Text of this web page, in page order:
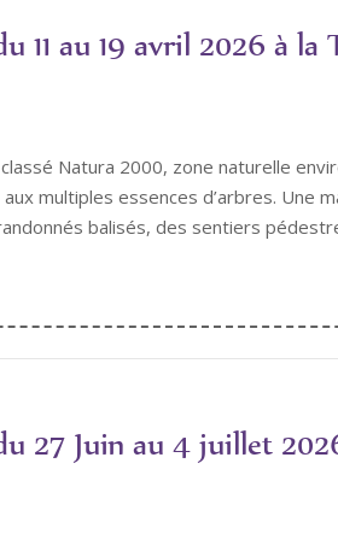
11 au 19 avril 2026 à
Natura 2000, zone naturelle
multiples essences d’arbres. Une
balisés, des sentiers
27 Juin au 4 juillet